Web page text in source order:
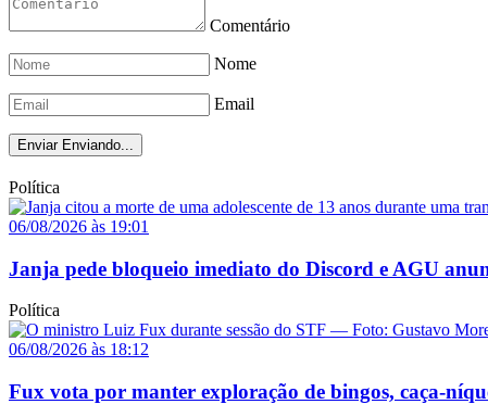
Comentário
Nome
Email
Enviar Enviando...
Política
06/08/2026 às 19:01
Janja pede bloqueio imediato do Discord e AGU
Política
06/08/2026 às 18:12
Fux vota por manter exploração de bingos, caça-